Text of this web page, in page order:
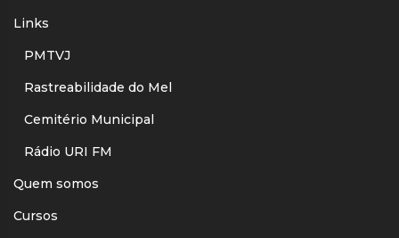
Links
PMTVJ
Rastreabilidade do Mel
Cemitério Municipal
Rádio URI FM
Quem somos
Cursos